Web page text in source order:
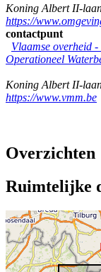
Koning Albert II-
https://
contactpunt
Vlaamse overheid
Operationeel
Koning Albert II-
https://www.vmm.be
Overzichten
Ruimtelijke